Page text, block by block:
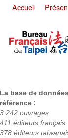
Accueil
La base de données
référence :
3 242 ouvrages
411 éditeurs français
378 éditeurs